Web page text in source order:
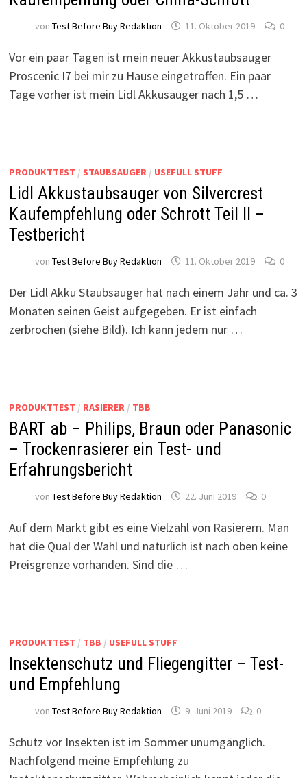
von Test Before Buy Redaktion 11. Oktober 2019 0
Vor ein paar Tagen ist mein neuer Akkustaubsauger
Proscenic I7 bei mir zu Hause eingetroffen. Ein paar
Tage vorher ist mein Lidl Akkusauger nach 1,5 …
PRODUKTTEST / STAUBSAUGER / USEFULL STUFF
Lidl Akkustaubsauger von Silvercrest
Kaufempfehlung oder Schrott Teil II –
Testbericht
von Test Before Buy Redaktion 11. Oktober 2019 0
Der Lidl Akku Staubsauger hat nach einem Jahr und ca. 3
Monaten seinen Geist aufgegeben. Er ist einfach
zerbrochen (siehe Bild). Ich kann jedem nur …
PRODUKTTEST / RASIERER / TBB
BART ab – Philips, Braun oder Panasonic
– Trockenrasierer ein Test- und
Erfahrungsbericht
von Test Before Buy Redaktion 22. Juni 2019 0
Auf dem Markt gibt es eine Vielzahl von Rasierern. Man
hat die Qual der Wahl und natürlich ist nach oben keine
Preisgrenze vorhanden. Sind die …
PRODUKTTEST / TBB / USEFULL STUFF
Insektenschutz und Fliegengitter – Test-
und Empfehlung
von Test Before Buy Redaktion 9. Juni 2019 0
Schutz vor Insekten ist im Sommer unumgänglich.
Nachfolgend meine Empfehlung zu